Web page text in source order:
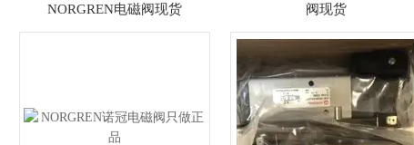
NORGREN电磁阀现货
阀现货